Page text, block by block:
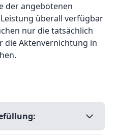
der angebotenen
überall verfügbar
nur die tatsächlich
die Aktenvernichtung in